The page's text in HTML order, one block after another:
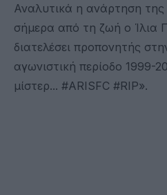
Αναλυτικά η ανάρτηση
σήμερα από τη ζωή ο Ίλια
διατελέσει προπονητής
αγωνιστική περίοδο 1999-
μίστερ... #ARISFC #RIP».